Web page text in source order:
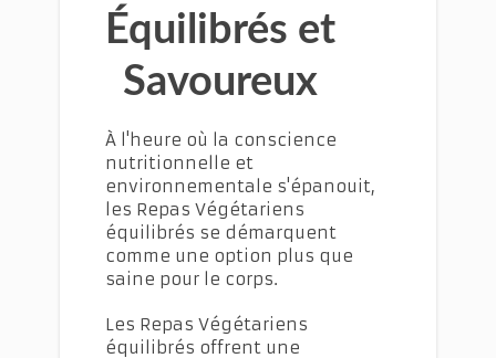
Équilibrés et
Savoureux
À l'heure où la conscience
nutritionnelle et
environnementale s'épanouit,
les Repas Végétariens
équilibrés se démarquent
comme une option plus que
saine pour le corps.
Les Repas Végétariens
équilibrés offrent une